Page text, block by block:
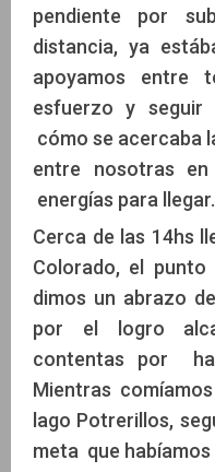
pendiente por
distancia, ya
apoyamos entre
esfuerzo y seguir
cómo se acercaba
entre nosotras en
energías para llegar.
Cerca de las 14hs
Colorado, el
dimos un abrazo
por el logro
contentas por
Mientras
lago Potrerillos,
meta que